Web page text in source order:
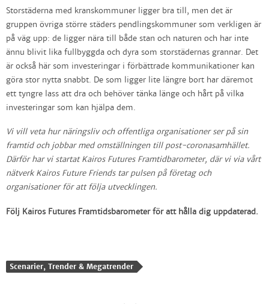
Storstäderna med kranskommuner ligger bra till, men det är
gruppen övriga större städers pendlingskommuner som verkligen är
på väg upp: de ligger nära till både stan och naturen och har inte
ännu blivit lika fullbyggda och dyra som storstädernas grannar. Det
är också här som investeringar i förbättrade kommunikationer kan
göra stor nytta snabbt. De som ligger lite längre bort har däremot
ett tyngre lass att dra och behöver tänka länge och hårt på vilka
investeringar som kan hjälpa dem.
Vi vill veta hur näringsliv och offentliga organisationer ser på sin
framtid och jobbar med omställningen till post-coronasamhället.
Därför har vi startat Kairos Futures Framtidbarometer, där vi via vårt
nätverk Kairos Future Friends tar pulsen på företag och
organisationer för att följa utvecklingen.
Följ Kairos Futures Framtidsbarometer för att hålla dig uppdaterad.
Scenarier, Trender & Megatrender